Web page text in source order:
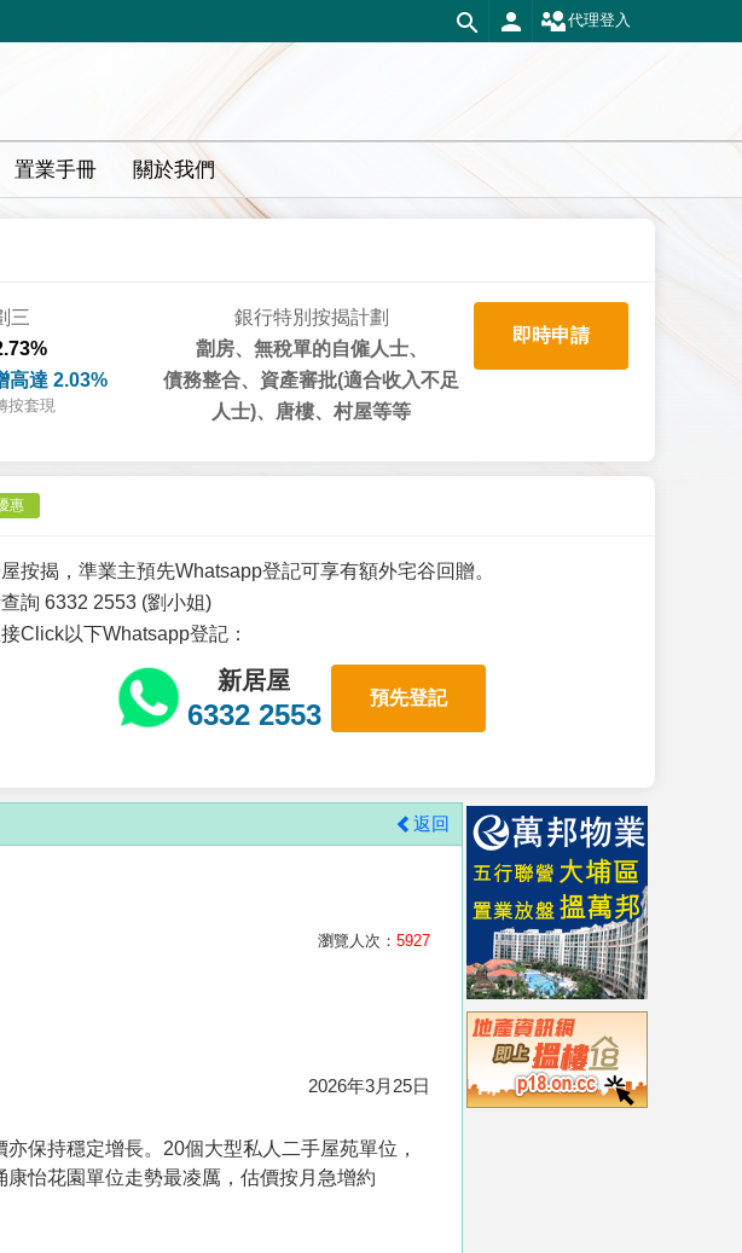
代理登入
置業手冊 關於我們
三
高達 2.03%
按套現
銀行特別按揭計劃
劏房、無稅單的自僱人士、
債務整合、資產審批(適合收入不足
人士)、唐樓、村屋等等
即時申請
惠
按揭，準業主預先Whatsapp登記可享有額外宅谷回贈。
詢 6332 2553 (劉小姐)
Click以下Whatsapp登記：
新居屋
6332 2553
預先登記
返回
瀏覽人次： 5927
2026年3月25日
保持穩定增長。20個大型私人二手屋苑單位，
怡花園單位走勢最凌厲，估價按月急增約